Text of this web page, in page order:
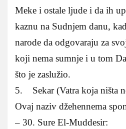
Meke i ostale ljude i da ih
kaznu na Sudnjem danu,
narode da odgovaraju za
koji nema sumnje i u tom
što je zaslužio.
5. Sekar (Vatra koja ništa
Ovaj naziv džehennema
– 30. Sure El-Muddesir: